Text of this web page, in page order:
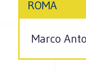
ROMA
Marco